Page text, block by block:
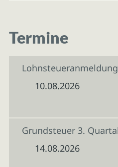
Termine
10.08.2026
Grundsteuer 3.
14.08.2026